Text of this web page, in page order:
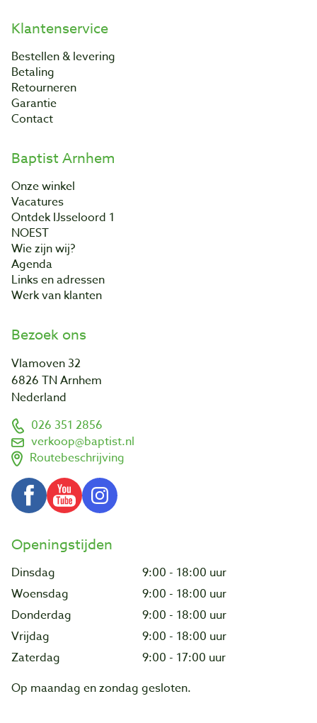
Klantenservice
Bestellen & levering
Betaling
Retourneren
Garantie
Contact
Baptist Arnhem
Onze winkel
Vacatures
Ontdek IJsseloord 1
NOEST
Wie zijn wij?
Agenda
Links en adressen
Werk van klanten
Bezoek ons
Vlamoven 32
6826 TN Arnhem
Nederland
026 351 2856
verkoop@baptist.nl
Routebeschrijving
Openingstijden
Dinsdag
9:00 - 18:00 uur
Woensdag
9:00 - 18:00 uur
Donderdag
9:00 - 18:00 uur
Vrijdag
9:00 - 18:00 uur
Zaterdag
9:00 - 17:00 uur
Op maandag en zondag gesloten.